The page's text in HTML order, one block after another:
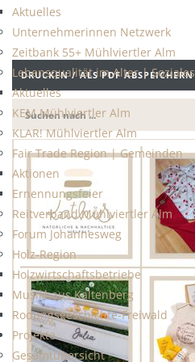
Aktuelles
Unternehmerinnen Netzwerk
Zeitbank 55+ Mühlviertler Alm
Lebensqualität im Alter | Soziales
Aktuelles
KEM Mühlviertler Alm
KLAR! Mühlviertler Alm
Fair Trade Region | Gemeinden
Aktionen
Ernennungsfeier
Reitverband Mühlviertler Alm
Forum Johannesweg
Holz-Region
Holzwirtschaftsbetriebe
Musikhaus Kaltenberg
Rodungsgeschichte-Freiwald
Projekte
Gesamtübersicht
DRUCKEN / ALS PDF ABSPEICHERN